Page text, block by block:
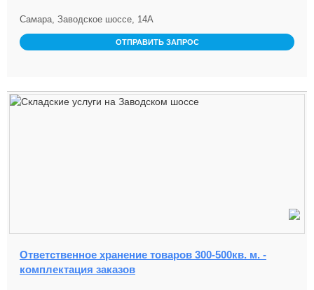
Самара, Заводское шоссе, 14А
ОТПРАВИТЬ ЗАПРОС
Ответственное хранение товаров 300-500кв. м. -
комплектация заказов